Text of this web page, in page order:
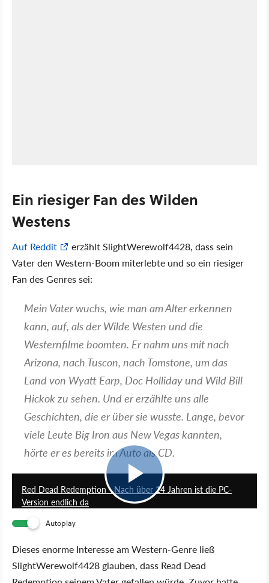
Ein riesiger Fan des Wilden
Westens
Auf Reddit
erzählt SlightWerewolf4428, dass sein
Vater den Western-Boom miterlebte und so ein riesiger
Fan des Genres sei:
Mein Vater wuchs, wie man am Alter erkennen
kann, auf, als der Wilde Westen und die
Westernfilme boomten. Er nahm uns mit nach
Arizona, nach Tuscon, nach Tomstone, um das
Land von Wyatt Earp, Doc Holliday und Wild Bill
Hickok zu sehen. Und er erzählte uns alle
Geschichten, die er über sie wusste. Lange, bevor
viele Leute Big Iron aus New Vegas kannten,
hörte er es bereits im Auto als CD.
Red Dead Redemption - Nach über 14 Jahren ist die PC-
Version endlich da
Autoplay
Dieses enorme Interesse am Western-Genre ließ
SlightWerewolf4428 glauben, dass Read Dead